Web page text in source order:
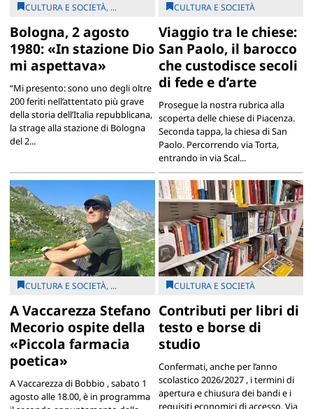
CULTURA E SOCIETÀ, ...
Bologna, 2 agosto
1980: «In stazione Dio
mi aspettava»
“Mi presento: sono uno degli oltre
200 feriti nell’attentato più grave
della storia dell’Italia repubblicana,
la strage alla stazione di Bologna
del 2...
CULTURA E SOCIETÀ
Viaggio tra le chiese:
San Paolo, il barocco
che custodisce secoli
di fede e d’arte
Prosegue la nostra rubrica alla
scoperta delle chiese di Piacenza.
Seconda tappa, la chiesa di San
Paolo. Percorrendo via Torta,
entrando in via Scal...
CULTURA E SOCIETÀ, ...
A Vaccarezza Stefano
Mecorio ospite della
«Piccola farmacia
poetica»
A Vaccarezza di Bobbio , sabato 1
agosto alle 18.00, è in programma
CULTURA E SOCIETÀ
Contributi per libri di
testo e borse di
studio
Confermati, anche per l’anno
scolastico 2026/2027 , i termini di
apertura e chiusura dei bandi e i
requisiti economici di accesso. Via